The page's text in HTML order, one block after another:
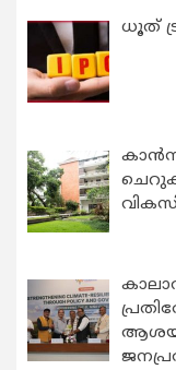
ധൂത്